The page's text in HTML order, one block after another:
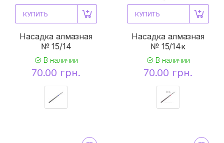
КУПИТЬ
Насадка алмазная
№ 15/14
В наличии
70.00 грн.
КУПИТЬ
Насадка алмазная
№ 15/14к
В наличии
70.00 грн.